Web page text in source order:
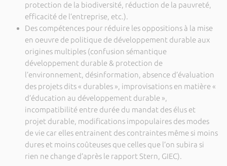
protection de la biodiversité, réduction de la pauvreté,
efficacité de l’entreprise, etc.).
Des compétences pour réduire les oppositions à la mise
en oeuvre de politique de développement durable aux
origines multiples (confusion sémantique
développement durable & protection de
l’environnement, désinformation, absence d’évaluation
des projets dits « durables », improvisations en matière «
d’éducation au développement durable »,
incompatibilité entre durée du mandat des élus et
projet durable, modifications impopulaires des modes
de vie car elles entrainent des contraintes même si moins
dures et moins coûteuses que celles que l’on subira si
rien ne change d’après le rapport Stern, GIEC).